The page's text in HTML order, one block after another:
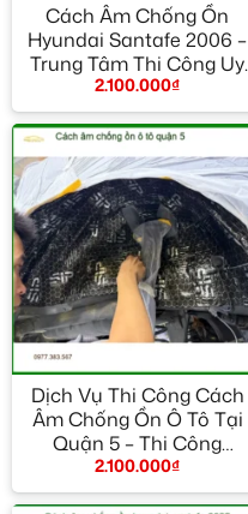
Cách Âm Chống Ồn
Hyundai Santafe 2006 –
Trung Tâm Thi Công Uy
Tín TPHCM
2.100.000₫
Dịch Vụ Thi Công Cách
Âm Chống Ồn Ô Tô Tại
Quận 5 – Thi Công
Chuyên Nghiệp
2.100.000₫